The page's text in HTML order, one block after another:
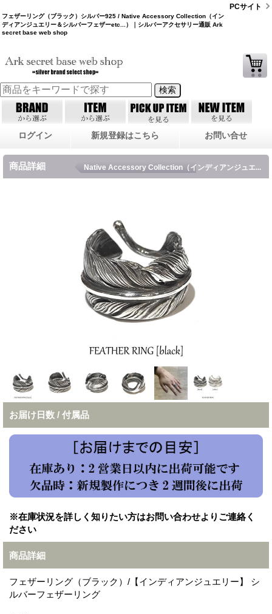
フェザーリング（ブラック）シルバー925 / Native Accessory Collection（イン
ディアンジュエリー＆シルバーフェザーetc...）｜シルバーアクセサリー通販 Ark
secret base web shop
PCサイト
ログイン 新規登録はこちら お問い合せ
商品詳細 Native Accessory Collection（インディアンジュエ...
お届け日数 / 付属品
※在庫状況を詳しく知りたい方はお問い合わせよりご連絡く
ださい
商品詳細
フェザーリング（ブラック）/【インディアンジュエリー】 シ
ルバーフェザーリング